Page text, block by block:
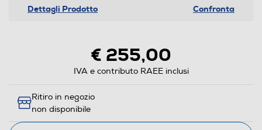
Dettagli Prodotto Confronta
€ 255,00
IVA e contributo RAEE inclusi
Ritiro in negozio
non disponibile